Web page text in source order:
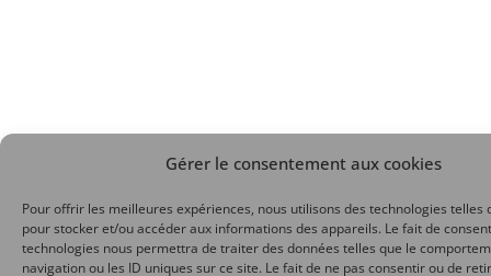
Gérer le consentement aux cookies
Pour offrir les meilleures expériences, nous utilisons des technologies telles
pour stocker et/ou accéder aux informations des appareils. Le fait de
technologies nous permettra de traiter des données telles que le
navigation ou les ID uniques sur ce site. Le fait de ne pas consentir ou de